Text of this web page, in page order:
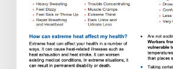
verano
para
seguridad